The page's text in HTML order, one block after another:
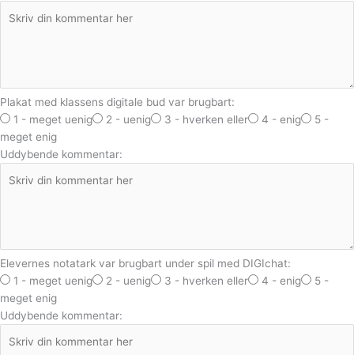
Plakat med klassens digitale bud var brugbart:
1 - meget uenig
2 - uenig 3 - hverken eller 4 - enig
5 -
meget enig
Uddybende kommentar:
Elevernes notatark var brugbart under spil med DIGIchat:
1 - meget uenig
2 - uenig 3 - hverken eller 4 - enig
5 -
meget enig
Uddybende kommentar: